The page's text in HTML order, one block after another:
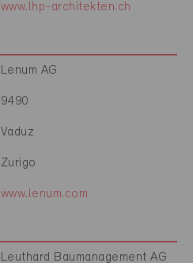
www.lhp-architekten.ch
Lenum AG
9490
Vaduz
Zurigo
www.lenum.com
Leuthard Baumanagement AG